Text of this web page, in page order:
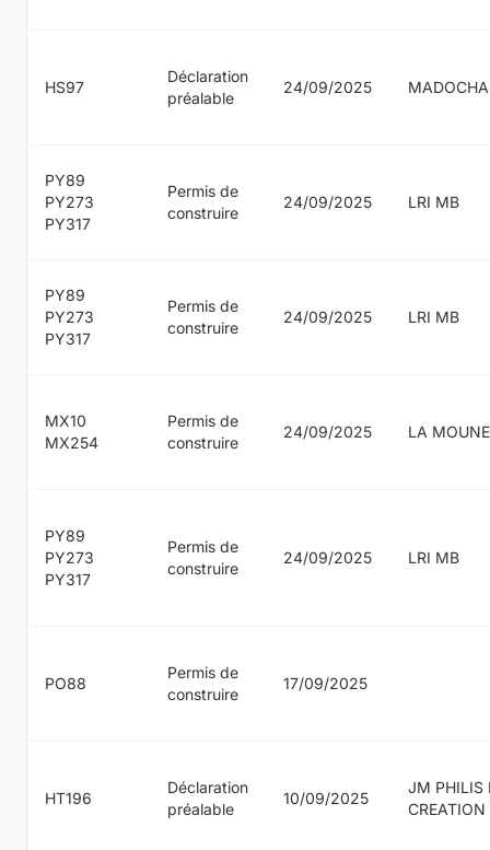
HS97
Déclaration
préalable
24/09/2025 MADOCHA
PY89
PY273
PY317
Permis de
construire
24/09/2025 LRI MB
PY89
PY273
PY317
Permis de
construire
24/09/2025 LRI MB
MX10
MX254
Permis de
construire
24/09/2025 LA
PY89
PY273
PY317
Permis de
construire
24/09/2025 LRI MB
PO88
Permis de
construire
17/09/2025
HT196
Déclaration
préalable
10/09/2025
JM PHILIS
CREATION